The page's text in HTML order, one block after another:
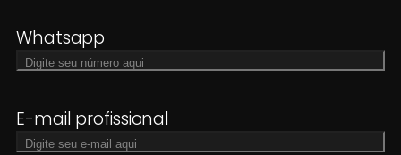
Whatsapp
E-mail profissional